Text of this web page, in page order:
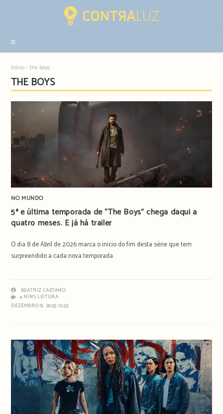
sidebar
Início-the boys
THE BOYS
NO MUNDO
5ª e última temporada de “The Boys” chega daqui a
quatro meses. E já há trailer
O dia 8 de Abril de 2026 marca o início do fim desta série que tem
surpreendido a cada nova temporada.
BEATRIZ CAETANO
4 MINS LEITURA
DEZEMBRO 8, 2025 12:33